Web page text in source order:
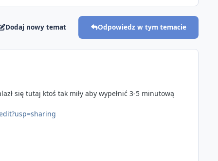
Dodaj nowy temat Odpowiedz w tym temacie
się tutaj ktoś tak miły aby wypełnić 3-5 minutową